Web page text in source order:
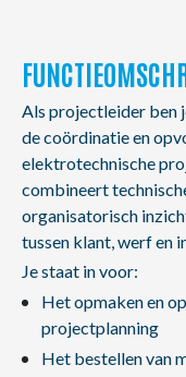
Als projectleider ben
de coördinatie en
elektrotechnische
combineert
organisatorisch
tussen klant, werf en
Je staat in voor:
Het opmaken en
projectplanning
Het bestellen van